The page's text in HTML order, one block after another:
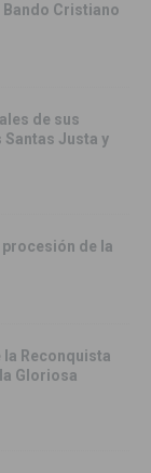
Cristiano
de sus
Justa y
de la
Reconquista
Gloriosa